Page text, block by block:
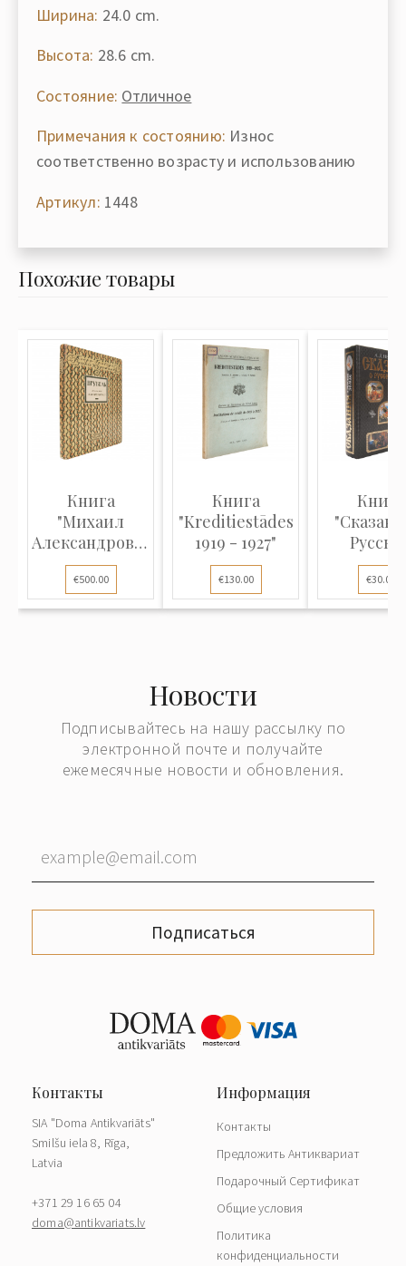
Ширина: 24.0 cm.
Высота: 28.6 cm.
Состояние: Отличное
Примечания к состоянию: Износ
соответственно возрасту и использованию
Артикул: 1448
Похожие товары
Книга
"Михаил
Александрович
Врубель.
Жизнь и...
€500.00
Книга
"Kreditiestādes
1919 - 1927"
€130.00
Книга
€30.00
Новости
Подписывайтесь на нашу рассылку по
электронной почте и получайте
ежемесячные новости и обновления.
Подписаться
SIA "Doma Antikvariāts"
Smilšu iela 8, Rīga,
Latvia
+371 29 16 65 04
doma@antikvariats.lv
Контакты
Предложить Антиквариат
Подарочный Сертификат
Общие условия
Политика
конфиденциальности